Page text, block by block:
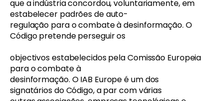
que a indústria concordou, voluntariamente, em
estabelecer padrões de auto-
regulação para o combate à desinformação. O
Código pretende perseguir os
objectivos estabelecidos pela Comissão Europeia
para o combate à
desinformação. O IAB Europe é um dos
signatários do Código, a par com várias